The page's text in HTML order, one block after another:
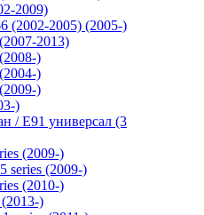
2009)
(2002-2005) (2005-)
2013)
)
)
)
)
/ E91 универсал (3
(2009-)
series (2009-)
(2010-)
)